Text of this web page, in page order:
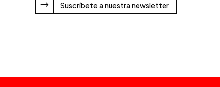
Suscríbete a nuestra newsletter